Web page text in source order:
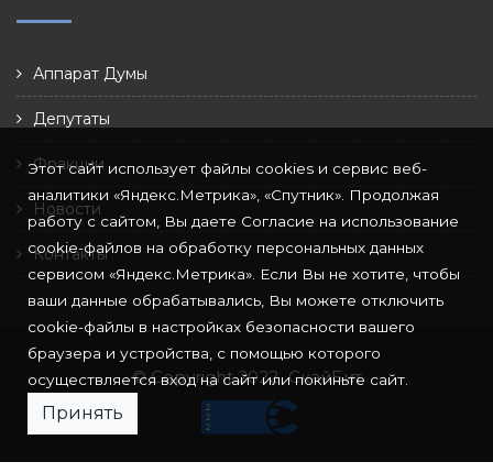
Аппарат Думы
Депутаты
Фракции
Новости
Контакты
© Copyright 2022 СкайБит
Этот сайт использует файлы cookies и сервис веб-
аналитики «Яндекс.Метрика», «Спутник». Продолжая
работу с сайтом, Вы даете Согласие на использование
cookie-файлов на обработку персональных данных
сервисом «Яндекс.Метрика». Если Вы не хотите, чтобы
ваши данные обрабатывались, Вы можете отключить
cookie-файлы в настройках безопасности вашего
браузера и устройства, с помощью которого
осуществляется вход на сайт или покиньте сайт.
Принять